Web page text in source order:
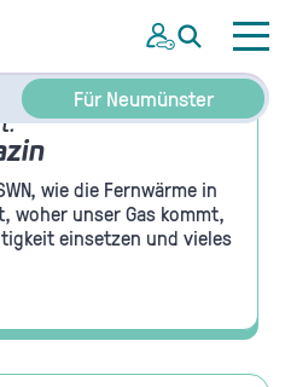
Für Neumünster
wie die Fernwärme in
woher unser Gas kommt,
einsetzen und vieles